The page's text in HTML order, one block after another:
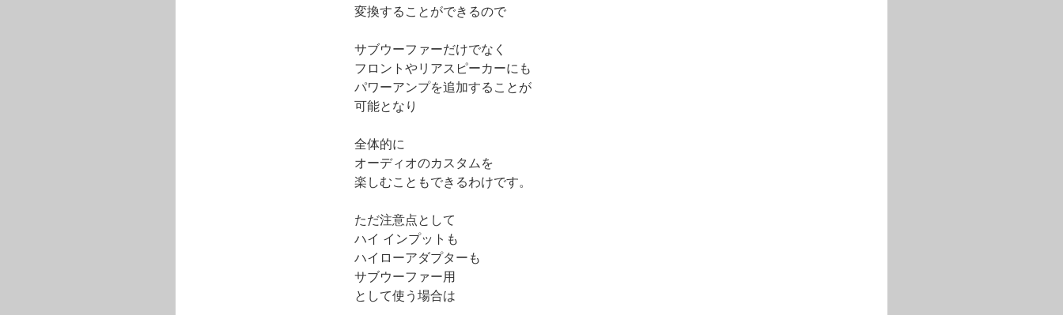
変換することができるので
サブウーファーだけでなく
フロントやリアスピーカーにも
パワーアンプを追加することが
可能となり
全体的に
オーディオのカスタムを
楽しむこともできるわけです。
ただ注意点として
ハイ インプットも
ハイローアダプターも
サブウーファー用
として使う場合は